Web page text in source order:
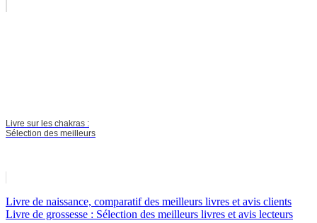
Livre sur les chakras :
Sélection des meilleurs
Livre de naissance, comparatif des meilleurs livres et avis clients
Livre de grossesse : Sélection des meilleurs livres et avis lecteurs